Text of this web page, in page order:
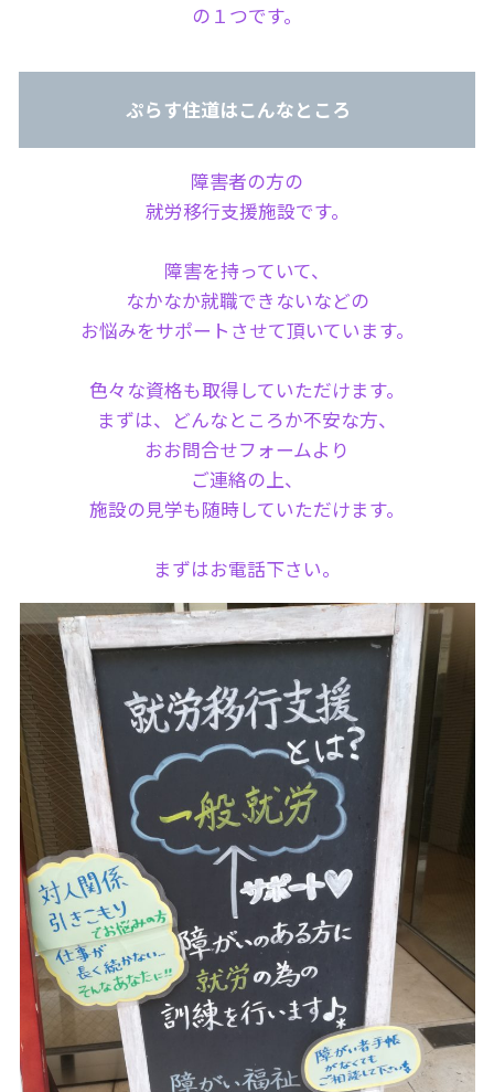
の１つです。
ぷらす住道はこんなところ
障害者の方の
就労移行支援施設です。
障害を持っていて、
なかなか就職できないなどの
お悩みをサポートさせて頂いています。
色々な資格も取得していただけます。
まずは、どんなところか不安な方、
おお問合せフォームより
ご連絡の上、
施設の見学も随時していただけます。
まずはお電話下さい。